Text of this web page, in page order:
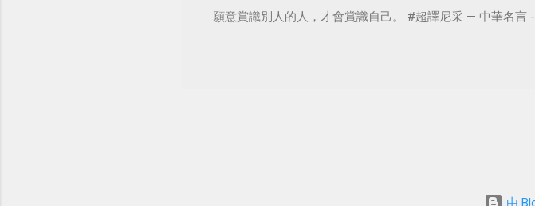
願意賞識別人的人，才會賞識自己。 #超譯尼采 — 中華名言
由